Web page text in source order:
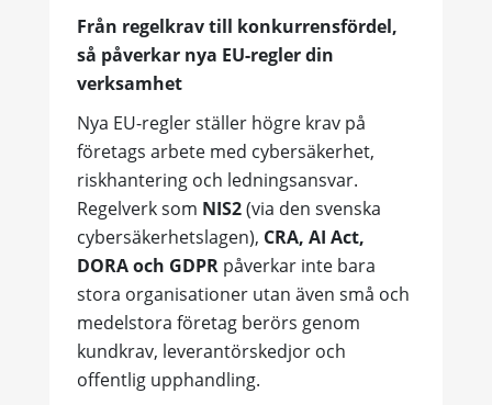
Från regelkrav till konkurrensfördel,
så påverkar nya EU-regler din
verksamhet
Nya EU-regler ställer högre krav på
företags arbete med cybersäkerhet,
riskhantering och ledningsansvar.
Regelverk som NIS2(via den svenska
cybersäkerhetslagen), CRA, AI Act,
DORA och GDPR påverkar inte bara
stora organisationer utan även små och
medelstora företag berörs genom
kundkrav, leverantörskedjor och
offentlig upphandling.